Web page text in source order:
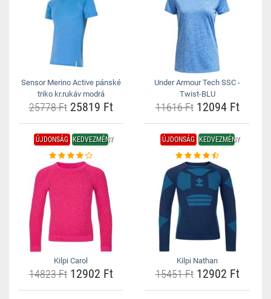
Sensor Merino Active pánské
triko kr.rukáv modrá
25778 Ft25819 Ft
Under Armour Tech SSC -
Twist-BLU
11616 Ft12094 Ft
ÚJDONSÁG KEDVEZMÉNY
Kilpi Carol
14823 Ft12902 Ft
ÚJDONSÁG KEDVEZMÉNY
Kilpi Nathan
15451 Ft12902 Ft